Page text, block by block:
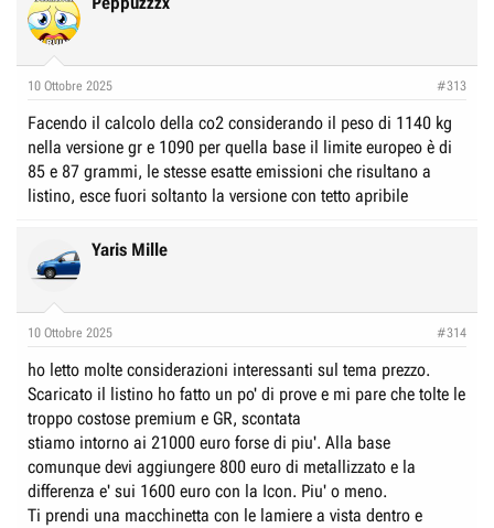
t
i
s
10 Ottobre 2025 #313
Facendo il calcolo della co2 considerando il peso di 1140 kg
nella versione gr e 1090 per quella base il limite europeo è di
85 e 87 grammi, le stesse esatte emissioni che risultano a
listino, esce fuori soltanto la versione con tetto apribile
Yaris Mille
10 Ottobre 2025 #314
ho letto molte considerazioni interessanti sul tema prezzo.
Scaricato il listino ho fatto un po' di prove e mi pare che tolte le
troppo costose premium e GR, scontata
stiamo intorno ai 21000 euro forse di piu'. Alla base
comunque devi aggiungere 800 euro di metallizzato e la
differenza e' sui 1600 euro con la Icon. Piu' o meno.
Ti prendi una macchinetta con le lamiere a vista dentro e